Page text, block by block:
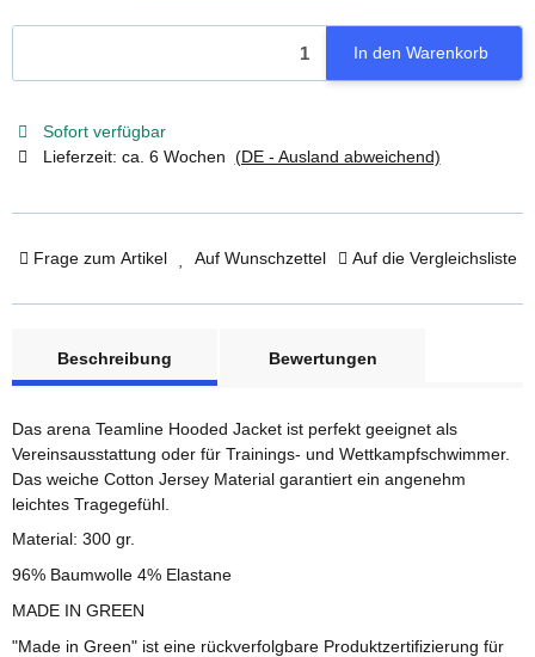
In den Warenkorb
Sofort verfügbar
Lieferzeit: ca. 6 Wochen (DE - Ausland abweichend)
Frage zum Artikel Auf Wunschzettel Auf die Vergleichsliste
Beschreibung
Bewertungen
Das arena Teamline Hooded Jacket ist perfekt geeignet als
Vereinsausstattung oder für Trainings- und Wettkampfschwimmer.
Das weiche Cotton Jersey Material garantiert ein angenehm
leichtes Tragegefühl.
Material: 300 gr.
96% Baumwolle 4% Elastane
MADE IN GREEN
"Made in Green" ist eine rückverfolgbare Produktzertifizierung für